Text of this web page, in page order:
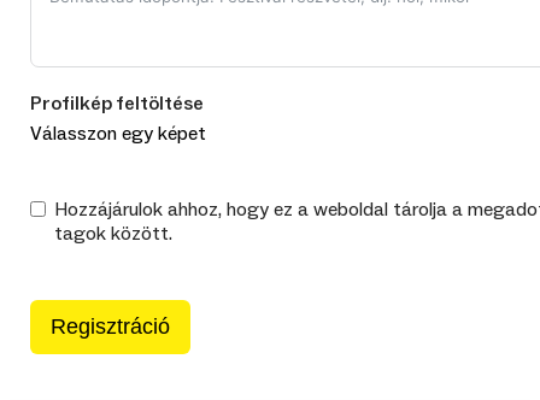
Profilkép feltöltése
Válasszon egy képet
Hozzájárulok ahhoz, hogy ez a weboldal tárolja a
tagok között.
Regisztráció